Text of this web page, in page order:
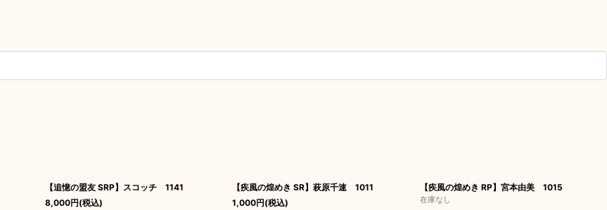
【追憶の盟友 SRP】スコッチ 1141
8,000円(税込)
【疾風の煌めき SR】萩原千速 1011
1,000円(税込)
【疾風の煌めき RP】宮本由美 1015
在庫なし